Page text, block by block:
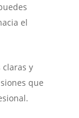
el
y
que